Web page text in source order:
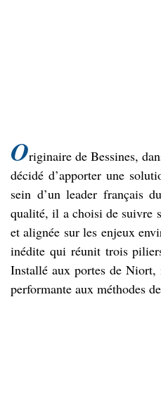
Originaire de Bessines,
décidé d’apporter une
sein d’un leader français
qualité, il a choisi de suivre
et alignée sur les enjeux
inédite qui réunit trois
Installé aux portes de
performante aux méthodes